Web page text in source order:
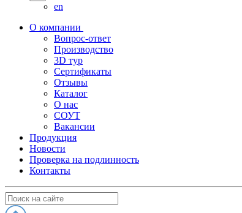
en
О компании
Вопрос-ответ
Производство
3D тур
Сертификаты
Отзывы
Каталог
О нас
СОУТ
Вакансии
Продукция
Новости
Проверка на подлинность
Контакты